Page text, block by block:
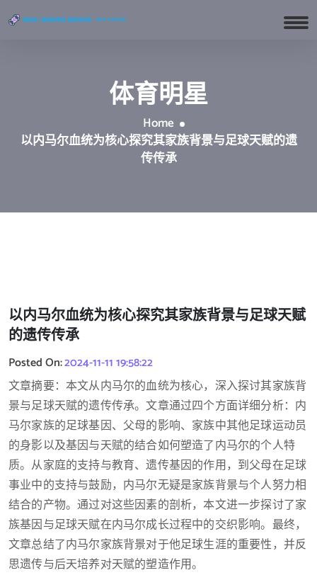
体育明星
Home
以内马尔血统为核心探究其家族背景与足球天赋的遗
传传承
以内马尔血统为核心探究其家族背景与足球天赋
的遗传传承
Posted On:2024-11-11 19:58:22
文章摘要：本文从内马尔的血统为核心，深入探讨其家族背
景与足球天赋的遗传传承。文章通过四个方面详细分析：内
马尔家族的足球基因、父母的影响、家族中其他足球运动员
的身影以及基因与天赋的结合如何塑造了内马尔的个人特
质。从家庭的支持与教育、遗传基因的作用，到父母在足球
事业中的支持与鼓励，内马尔无疑是家族背景与个人努力相
结合的产物。通过对这些因素的剖析，本文进一步探讨了家
族基因与足球天赋在内马尔成长过程中的交织影响。最终，
文章总结了内马尔家族背景对于他足球生涯的重要性，并反
思遗传与后天培养对天赋的塑造作用。